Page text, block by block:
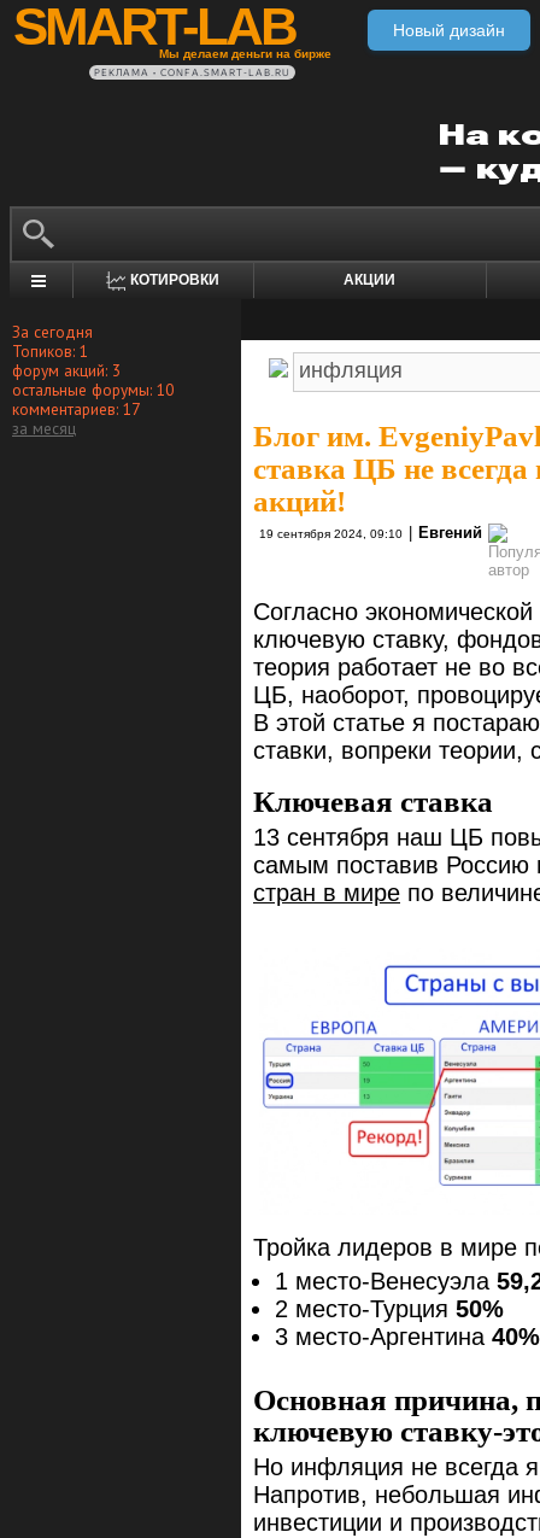
SMART-LAB
Мы делаем деньги на бирже
Новый дизайн
РЕКЛАМА • CONFA.SMART-LAB.RU
КОТИРОВКИ АКЦИИ
За сегодня
Топиков: 1
форум акций: 3
остальные форумы: 10
комментариев: 17
за месяц
Блог им.
ставка ЦБ не
акций!
19 сентября 2024, 09:10 Евгений
Согласно
ключевую ставку,
теория работает не во
ЦБ, наоборот,
В этой статье я
ставки, вопреки теории,
Ключевая ставка
13 сентября наш ЦБ
самым поставив Россию
стран в мире по
Тройка лидеров в мире
1 место-Венесуэла
2 место-Турция 50%
3 место-Аргентина 40%
Основная причина,
ключевую ставку-
Но инфляция не всегда
Напротив, небольшая
инвестиции и